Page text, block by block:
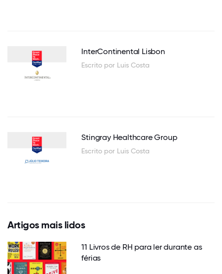
InterContinental Lisbon
Escrito por Luis Costa
Stingray Healthcare Group
Escrito por Luis Costa
Artigos mais lidos
11 Livros de RH para ler durante as
férias